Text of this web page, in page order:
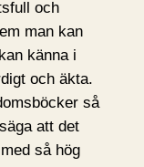
och
man kan
känna i
och äkta.
så
att det
så hög